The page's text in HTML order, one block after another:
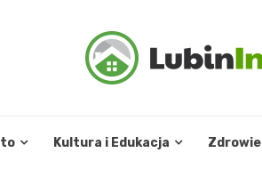
Kultura i Edukacja Zdrowie